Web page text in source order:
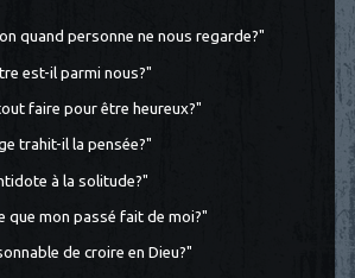
quand personne ne nous regarde?"
est-il parmi nous?"
faire pour être heureux?"
trahit-il la pensée?"
à la solitude?"
que mon passé fait de moi?"
de croire en Dieu?"